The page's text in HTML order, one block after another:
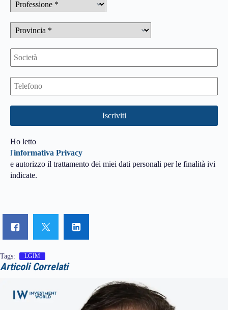
Ho letto
l'informativa Privacy
e autorizzo il trattamento dei miei dati personali per le finalità ivi
indicate.
Tags: LGIM
Articoli Correlati